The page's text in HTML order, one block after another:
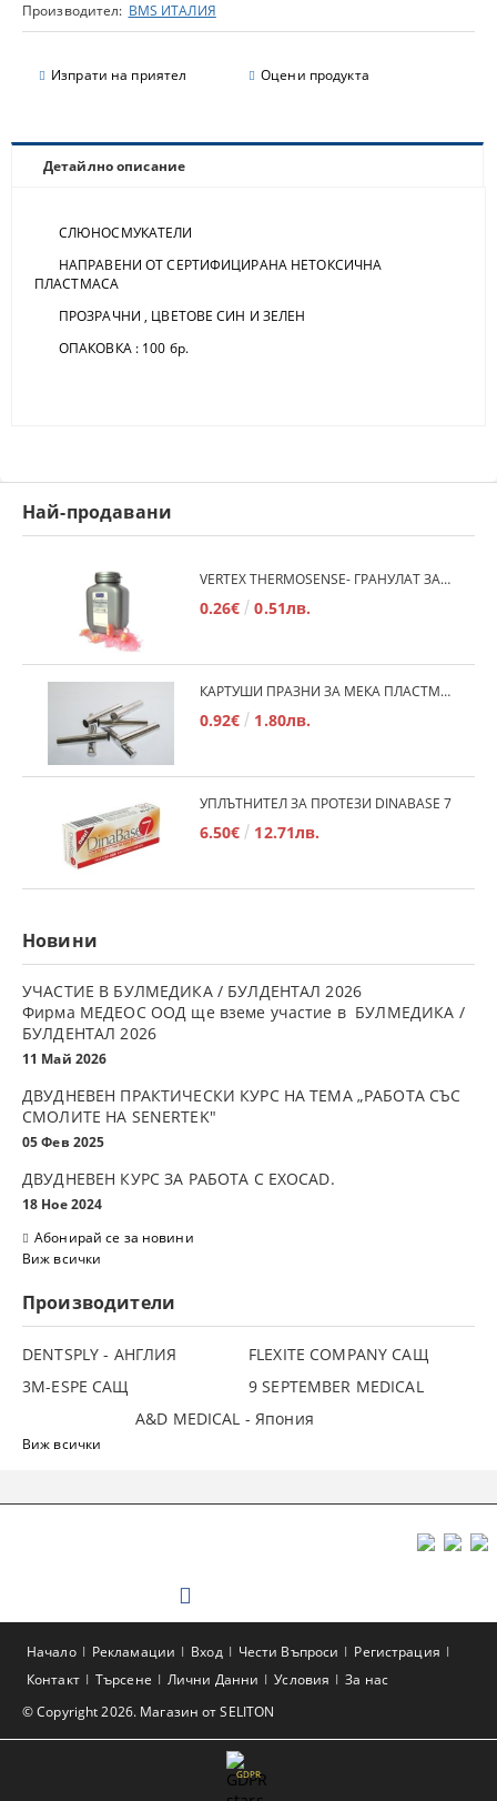
Производител: BMS ИТАЛИЯ
Изпрати на приятел Оцени продукта
Детайлно описание
СЛЮНОСМУКАТЕЛИ
НАПРАВЕНИ ОТ СЕРТИФИЦИРАНА НЕТОКСИЧНА
ПЛАСТМАСА
ПРОЗРАЧНИ , ЦВЕТОВЕ СИН И ЗЕЛЕН
ОПАКОВКА : 100 бр.
Най-продавани
VERTEX THERMOSENSE- ГРАНУЛАТ ЗА МЕКИ ПРОТЕЗИ
0.26€ 0.51лв.
КАРТУШИ ПРАЗНИ ЗА МЕКА ПЛАСТМАСА
0.92€ 1.80лв.
УПЛЪТНИТЕЛ ЗА ПРОТЕЗИ DINABASE 7
6.50€ 12.71лв.
Новини
УЧАСТИЕ В БУЛМЕДИКА / БУЛДЕНТАЛ 2026
Фирма МЕДЕОС ООД ще вземе участие в БУЛМЕДИКА /
БУЛДЕНТАЛ 2026
11 Май 2026
ДВУДНЕВЕН ПРАКТИЧЕСКИ КУРС НА ТЕМА „РАБОТА СЪС
СМОЛИТЕ НА SENERTEK"
05 Фев 2025
ДВУДНЕВЕН КУРС ЗА РАБОТА С ЕXOCAD.
18 Ное 2024
Абонирай се за новини
Виж всички
Производители
DENTSPLY - АНГЛИЯ
FLEXITE COMPANY САЩ
3М-ESPE САЩ
9 SEPTEMBER MEDICAL
A&D MEDICAL - Япония
Виж всички
© Copyright 2026. Магазин от SELITON
Начало Рекламации Вход Чести Въпроси
Регистрация
Контакт
Търсене Лични Данни Условия За нас
GDPR